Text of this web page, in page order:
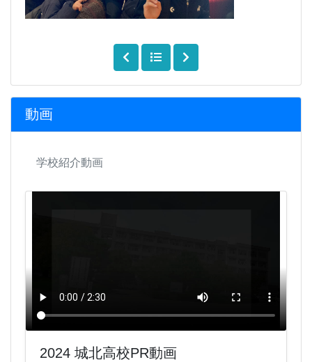
動画
学校紹介動画
2024 城北高校PR動画